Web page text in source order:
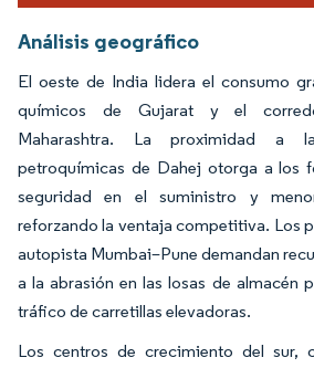
Análisis geográfico
El oeste de India lidera el consumo
químicos de Gujarat y el
Maharashtra. La proximidad a
petroquímicas de Dahej otorga a los
seguridad en el suministro y
reforzando la ventaja competitiva. Los
autopista Mumbai–Pune demandan
a la abrasión en las losas de almacén
tráfico de carretillas elevadoras.
Los centros de crecimiento del sur,